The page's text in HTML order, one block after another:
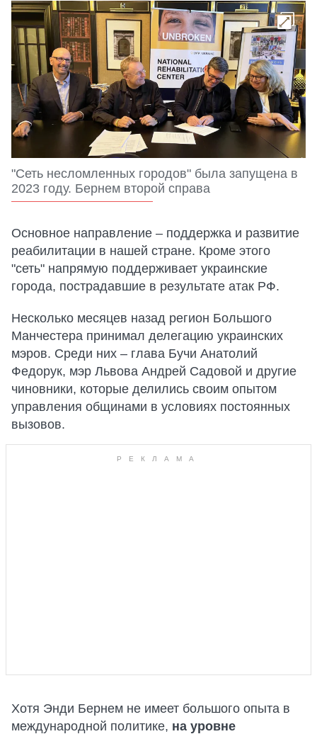
"Сеть несломленных городов" была запущена в
2023 году. Бернем второй справа
Основное направление – поддержка и развитие
реабилитации в нашей стране. Кроме этого
"сеть" напрямую поддерживает украинские
города, пострадавшие в результате атак РФ.
Несколько месяцев назад регион Большого
Манчестера принимал делегацию украинских
мэров. Среди них – глава Бучи Анатолий
Федорук, мэр Львова Андрей Садовой и другие
чиновники, которые делились своим опытом
управления общинами в условиях постоянных
вызовов.
Хотя Энди Бернем не имеет большого опыта в
международной политике, на уровне